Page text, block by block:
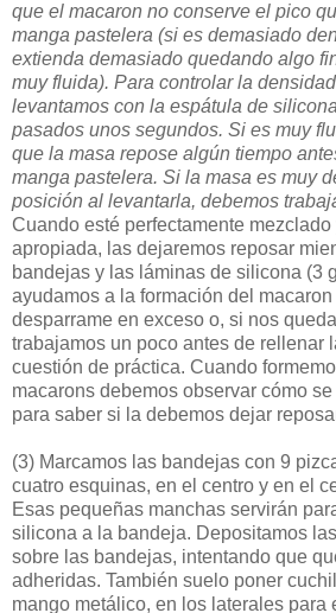
que el macaron no conserve el pico
manga pastelera (si es demasiado
extienda demasiado quedando algo
muy fluida). Para controlar la
levantamos con la espátula de
pasados unos segundos. Si es muy
que la masa repose algún tiempo
manga pastelera. Si la masa es muy
posición al levantarla, debemos
Cuando esté perfectamente mezclado
apropiada, las dejaremos reposar
bandejas y las láminas de silicona (3
ayudamos a la formación del
desparrame en exceso o, si nos
trabajamos un poco antes de rellenar
cuestión de práctica. Cuando
macarons debemos observar cómo
para saber si la debemos dejar
(3) Marcamos las bandejas con 9
cuatro esquinas, en el centro y en el
Esas pequeñas manchas servirán
silicona a la bandeja. Depositamos
sobre las bandejas, intentando que
adheridas. También suelo poner
mango metálico, en los laterales para